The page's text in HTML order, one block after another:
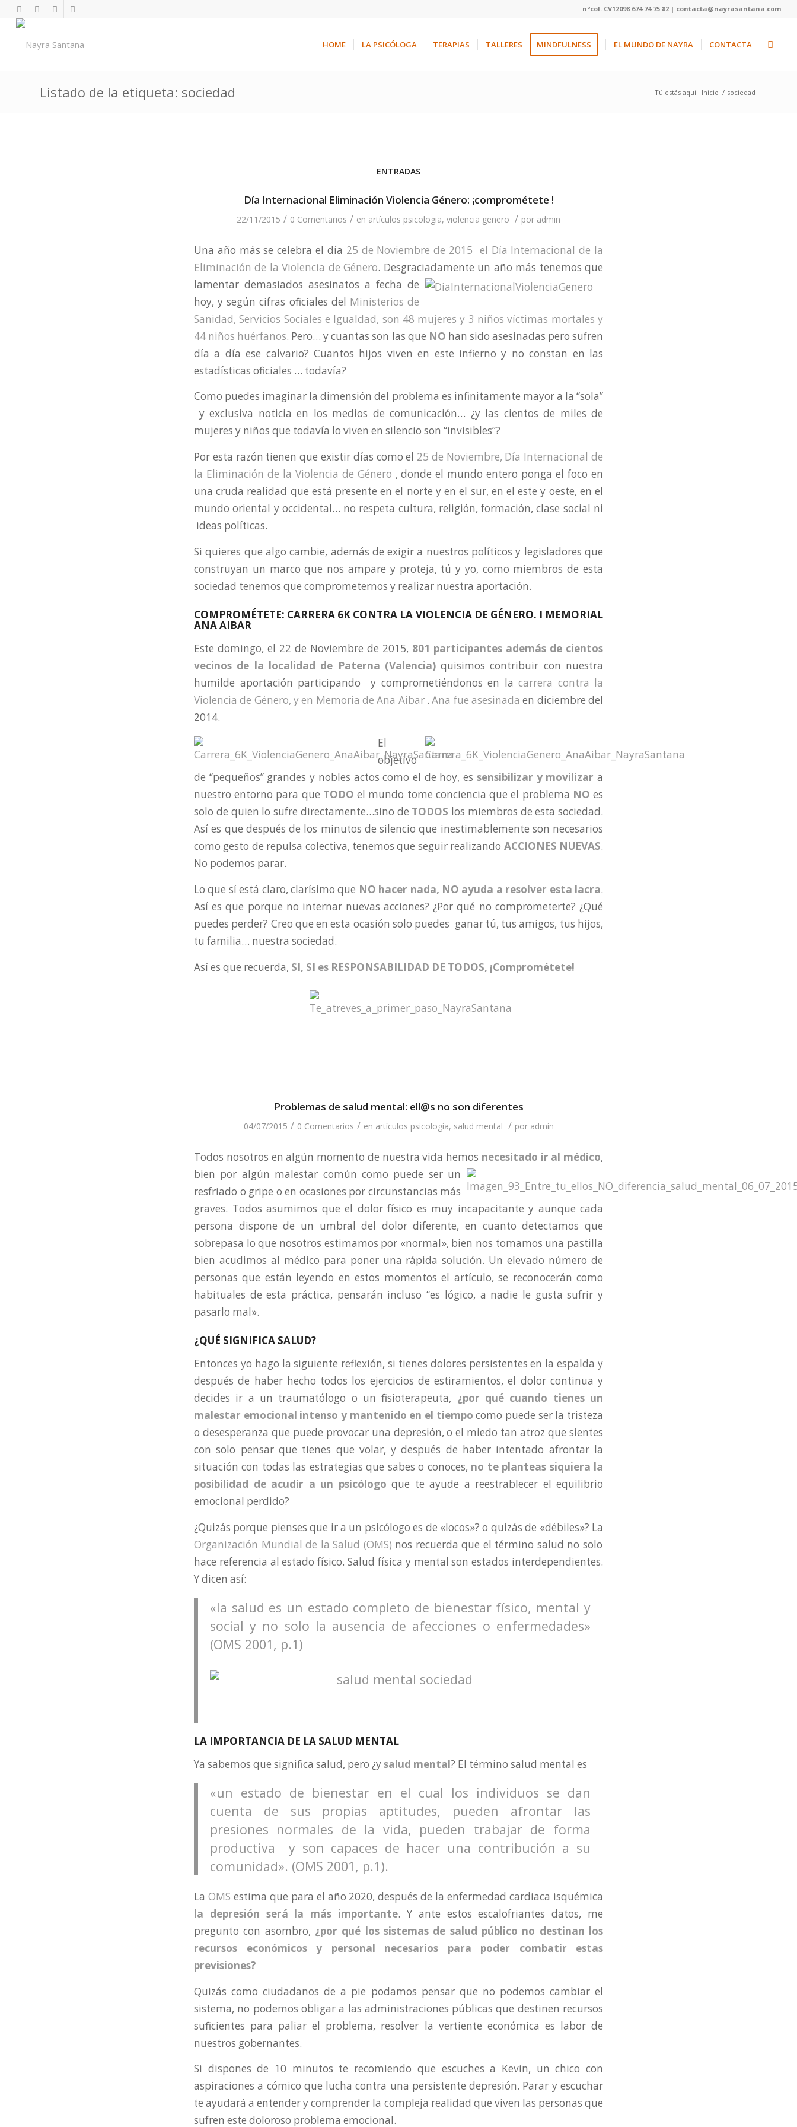
nºcol. CV12098 674 74 75 82 | contacta@nayrasantana.com
HOME LA PSICÓLOGA TERAPIAS TALLERES MINDFULNESS EL MUNDO DE NAYRA CONTACTA
Listado de la etiqueta: sociedad Tú estás aquí: Inicio / sociedad
ENTRADAS
Día Internacional Eliminación Violencia Género: ¡comprométete !
22/11/2015 / 0 Comentarios / en artículos psicologia, violencia genero / por admin
Una año más se celebra el día 25 de Noviembre de 2015 el Día Internacional de la
Eliminación de la Violencia de Género. Desgraciadamente un año más tenemos que
lamentar demasiados asesinatos a fecha de
hoy, y según cifras oficiales del Ministerios de
Sanidad, Servicios Sociales e Igualdad, son 48 mujeres y 3 niños víctimas mortales y
44 niños huérfanos. Pero… y cuantas son las que NO han sido asesinadas pero sufren
día a día ese calvario? Cuantos hijos viven en este infierno y no constan en las
estadísticas oficiales … todavía?
Como puedes imaginar la dimensión del problema es infinitamente mayor a la “sola”
y exclusiva noticia en los medios de comunicación… ¿y las cientos de miles de
mujeres y niños que todavía lo viven en silencio son “invisibles”?
Por esta razón tienen que existir días como el 25 de Noviembre, Día Internacional de
la Eliminación de la Violencia de Género , donde el mundo entero ponga el foco en
una cruda realidad que está presente en el norte y en el sur, en el este y oeste, en el
mundo oriental y occidental… no respeta cultura, religión, formación, clase social ni
ideas políticas.
Si quieres que algo cambie, además de exigir a nuestros políticos y legisladores que
construyan un marco que nos ampare y proteja, tú y yo, como miembros de esta
sociedad tenemos que comprometernos y realizar nuestra aportación.
COMPROMÉTETE: CARRERA 6K CONTRA LA VIOLENCIA DE GÉNERO. I MEMORIAL
ANA AIBAR
Este domingo, el 22 de Noviembre de 2015, 801 participantes además de cientos
vecinos de la localidad de Paterna (Valencia)quisimos contribuir con nuestra
humilde aportación participando y comprometiéndonos en la carrera contra la
Violencia de Género, y en Memoria de Ana Aibar.Ana fue asesinada en diciembre del
2014.
El
objetivo
de “pequeños” grandes y nobles actos como el de hoy, es sensibilizar y movilizar a
nuestro entorno para que TODO el mundo tome conciencia que el problema NO es
solo de quien lo sufre directamente…sino de TODOS los miembros de esta sociedad.
Así es que después de los minutos de silencio que inestimablemente son necesarios
como gesto de repulsa colectiva, tenemos que seguir realizando ACCIONES NUEVAS.
No podemos parar.
Lo que sí está claro, clarísimo que NO hacer nada, NO ayuda a resolver esta lacra.
Así es que porque no internar nuevas acciones? ¿Por qué no comprometerte? ¿Qué
puedes perder? Creo que en esta ocasión solo puedes ganar tú, tus amigos, tus hijos,
tu familia… nuestra sociedad.
Así es que recuerda, SI, SI es RESPONSABILIDAD DE TODOS, ¡Comprométete!
Problemas de salud mental: ell@s no son diferentes
04/07/2015 / 0 Comentarios / en artículos psicologia, salud mental / por admin
Todos nosotros en algún momento de nuestra vida hemos necesitado ir al médico,
bien por algún malestar común como puede ser un
resfriado o gripe o en ocasiones por circunstancias más
graves. Todos asumimos que el dolor físico es muy incapacitante y aunque cada
persona dispone de un umbral del dolor diferente, en cuanto detectamos que
sobrepasa lo que nosotros estimamos por «normal», bien nos tomamos una pastilla
bien acudimos al médico para poner una rápida solución. Un elevado número de
personas que están leyendo en estos momentos el artículo, se reconocerán como
habituales de esta práctica, pensarán incluso “es lógico, a nadie le gusta sufrir y
pasarlo mal».
¿QUÉ SIGNIFICA SALUD?
Entonces yo hago la siguiente reflexión, si tienes dolores persistentes en la espalda y
después de haber hecho todos los ejercicios de estiramientos, el dolor continua y
decides ir a un traumatólogo o un fisioterapeuta, ¿por qué cuando tienes un
malestar emocional intenso y mantenido en el tiempo como puede ser la tristeza
o desesperanza que puede provocar una depresión, o el miedo tan atroz que sientes
con solo pensar que tienes que volar, y después de haber intentado afrontar la
situación con todas las estrategias que sabes o conoces, no te planteas siquiera la
posibilidad de acudir a un psicólogo que te ayude a reestrablecer el equilibrio
emocional perdido?
¿Quizás porque pienses que ir a un psicólogo es de «locos»? o quizás de «débiles»? La
Organización Mundial de la Salud (OMS) nos recuerda que el término salud no solo
hace referencia al estado físico. Salud física y mental son estados interdependientes.
Y dicen así:
«la salud es un estado completo de bienestar físico, mental y
social y no solo la ausencia de afecciones o enfermedades»
(OMS 2001, p.1)
LA IMPORTANCIA DE LA SALUD MENTAL
Ya sabemos que significa salud, pero ¿ysalud mental? El término salud mental es
«un estado de bienestar en el cual los individuos se dan
cuenta de sus propias aptitudes, pueden afrontar las
presiones normales de la vida, pueden trabajar de forma
productiva y son capaces de hacer una contribución a su
comunidad». (OMS 2001, p.1).
La OMS estima que para el año 2020, después de la enfermedad cardiaca isquémica
la depresión será la más importante. Y ante estos escalofriantes datos, me
pregunto con asombro, ¿por qué los sistemas de salud público no destinan los
recursos económicos y personal necesarios para poder combatir estas
previsiones?
Quizás como ciudadanos de a pie podamos pensar que no podemos cambiar el
sistema, no podemos obligar a las administraciones públicas que destinen recursos
suficientes para paliar el problema, resolver la vertiente económica es labor de
nuestros gobernantes.
Si dispones de 10 minutos te recomiendo que escuches a Kevin, un chico con
aspiraciones a cómico que lucha contra una persistente depresión. Parar y escuchar
te ayudará a entender y comprender la compleja realidad que viven las personas que
sufren este doloroso problema emocional.